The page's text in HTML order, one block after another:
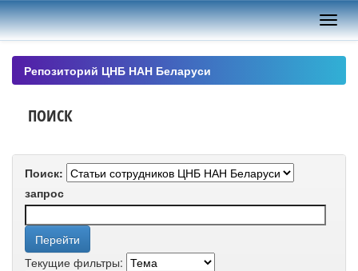
Skip
navigation
Репозиторий ЦНБ НАН Беларуси
ПОИСК
Поиск:
запрос
Текущие фильтры: